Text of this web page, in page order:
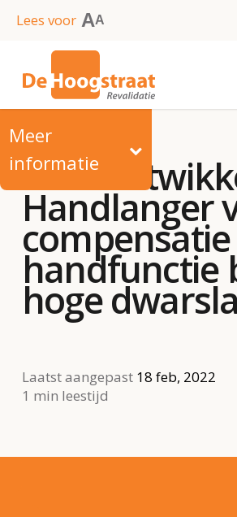
SkipLees voor AA
Meer
informatie
Handlanger
handfunctie
hoge
Laatst aangepast 18 feb, 2022
1 min leestijd